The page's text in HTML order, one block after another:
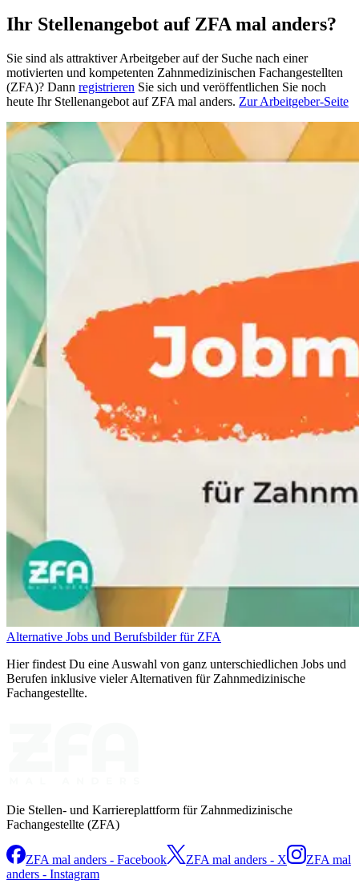
Ihr Stellenangebot auf ZFA mal anders?
Sie sind als attraktiver Arbeitgeber auf der Suche nach einer
motivierten und kompetenten Zahnmedizinischen Fachangestellten
(ZFA)? Dann registrieren Sie sich und veröffentlichen Sie noch
heute Ihr Stellenangebot auf ZFA mal anders. Zur Arbeitgeber-Seite
Alternative Jobs und Berufsbilder für ZFA
Hier findest Du eine Auswahl von ganz unterschiedlichen Jobs und
Berufen inklusive vieler Alternativen für Zahnmedizinische
Fachangestellte.
Die Stellen- und Karriereplattform für Zahnmedizinische
Fachangestellte (ZFA)
ZFA mal anders - Facebook ZFA mal anders - X
ZFA mal
anders - Instagram